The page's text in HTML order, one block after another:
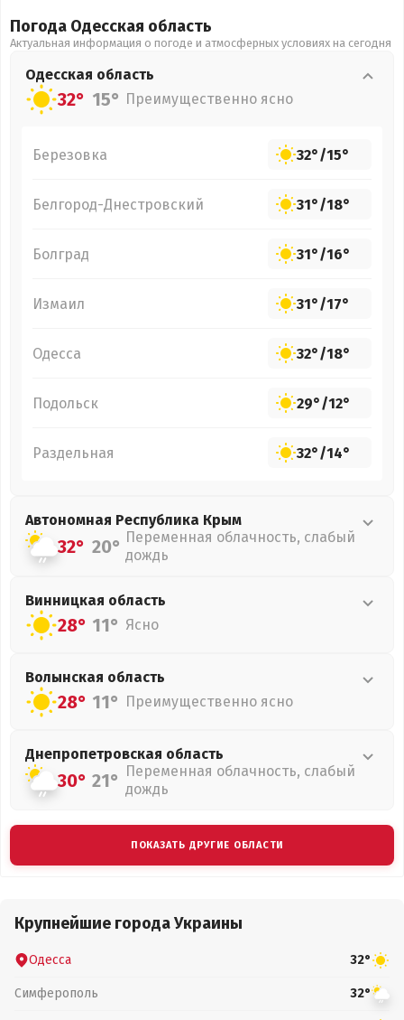
Погода Одесская область
Актуальная информация о погоде и атмосферных условиях на сегодня
Одесская область
32° 15° Преимущественно ясно
Березовка 32°/15°
Белгород-Днестровский 31°/18°
Болград 31°/16°
Измаил 31°/17°
Одесса 32°/18°
Подольск 29°/12°
Раздельная 32°/14°
Автономная Республика Крым
32° 20° Переменная облачность, слабый
дождь
Винницкая область
28° 11° Ясно
Волынская область
28° 11° Преимущественно ясно
Днепропетровская область
30° 21° Переменная облачность, слабый
дождь
ПОКАЗАТЬ ДРУГИЕ ОБЛАСТИ
Крупнейшие города Украины
Одесса 32°
Симферополь 32°